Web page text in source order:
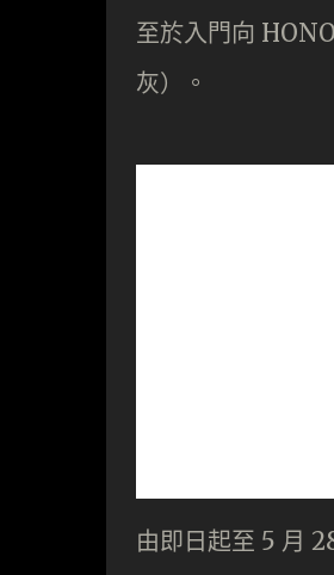
至於入門向
灰）。
由即日起至 5 月